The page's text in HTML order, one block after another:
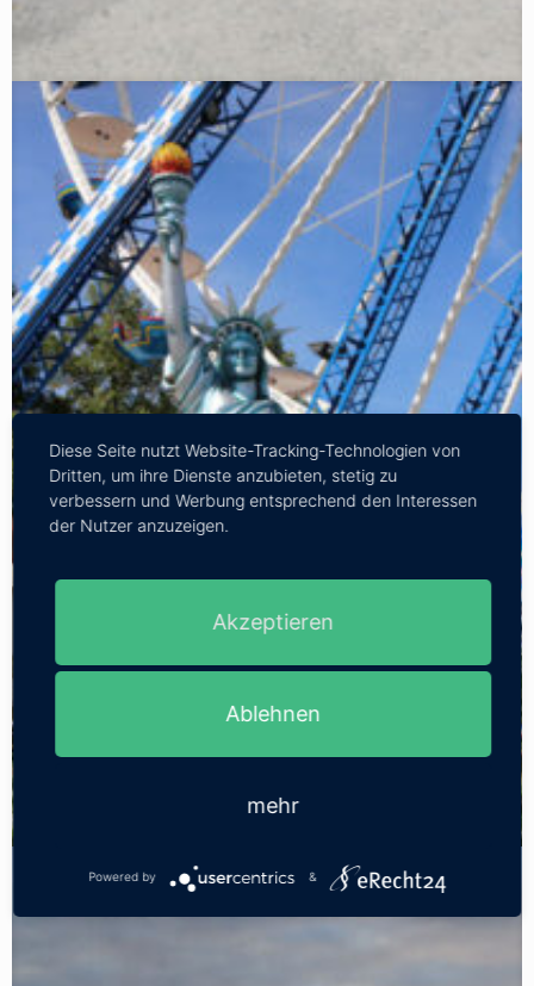
Diese Seite nutzt Website-Tracking-Technologien von
Dritten, um ihre Dienste anzubieten, stetig zu
verbessern und Werbung entsprechend den Interessen
der Nutzer anzuzeigen.
Akzeptieren
Ablehnen
mehr
Powered by &